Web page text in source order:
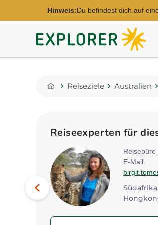
Hinweis:Du befindest dich auf
Explorer
Fernreisen
Home
Reiseziele Australien
Reiseexperten für
Ägypten, Tansania, China...
E-Mail:
Südafrika,